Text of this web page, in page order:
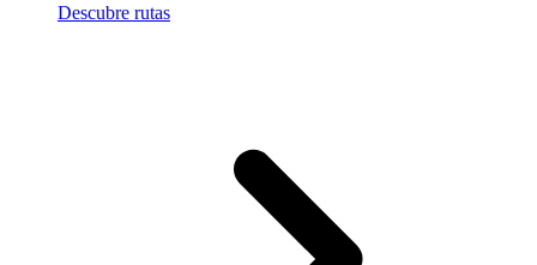
Descubre rutas